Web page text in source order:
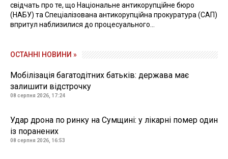
свідчать про те, що Національне антикорупційне бюро
(НАБУ) та Спеціалізована антикорупційна прокуратура (САП)
впритул наблизилися до процесуального...
ОСТАННІ НОВИНИ »
Мобілізація багатодітних батьків: держава має
залишити відстрочку
08 серпня 2026, 17:24
Удар дрона по ринку на Сумщині: у лікарні помер один
із поранених
08 серпня 2026, 16:53